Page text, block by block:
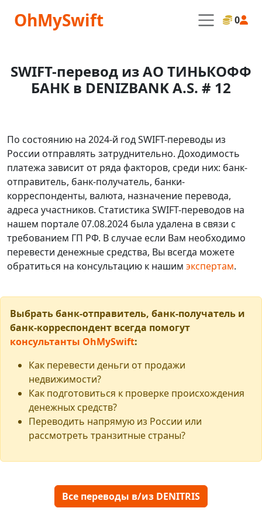
OhMySwift 0
SWIFT-перевод из АО ТИНЬКОФФ
БАНК в DENIZBANK A.S. # 12
По состоянию на 2024-й год SWIFT-переводы из
России отправлять затруднительно. Доходимость
платежа зависит от ряда факторов, среди них: банк-
отправитель, банк-получатель, банки-
корреспонденты, валюта, назначение перевода,
адреса участников. Статистика SWIFT-переводов на
нашем портале 07.08.2024 была удалена в связи с
требованием ГП РФ. В случае если Вам необходимо
перевести денежные средства, Вы всегда можете
обратиться на консультацию к нашим экспертам.
Выбрать банк-отправитель, банк-получатель и
банк-корреспондент всегда помогут
консультанты OhMySwift:
Как перевести деньги от продажи
недвижимости?
Как подготовиться к проверке происхождения
денежных средств?
Переводить напрямую из России или
рассмотреть транзитные страны?
Все переводы в/из DENITRIS